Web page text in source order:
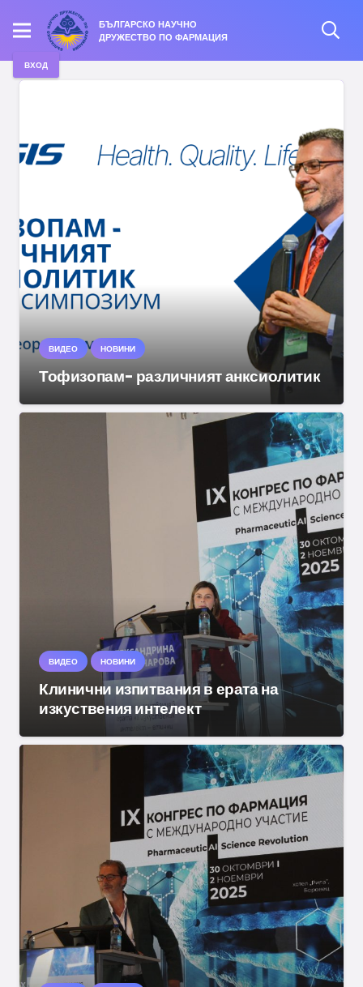
БЪЛГАРСКО НАУЧНО
ДРУЖЕСТВО ПО ФАРМАЦИЯ
ВХОД
ВИДЕО НОВИНИ
Тофизопам- различният анксиолитик
ВИДЕО НОВИНИ
Клинични изпитвания в ерата на
изкуствения интелект